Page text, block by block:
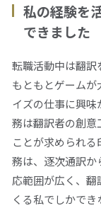
私の経験を
できました
転職活動中は翻訳
もともとゲームが
イズの仕事に興
務は翻訳者の創意
ことが求められ
務は、逐次通訳か
応範囲が広く、
くる私でしかで